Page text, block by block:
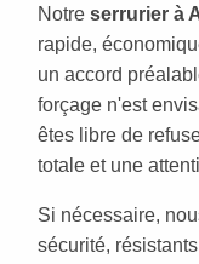
Notre serrurier à
rapide,
un accord
forçage n'est
êtes libre de
totale et une
Si nécessaire,
sécurité,